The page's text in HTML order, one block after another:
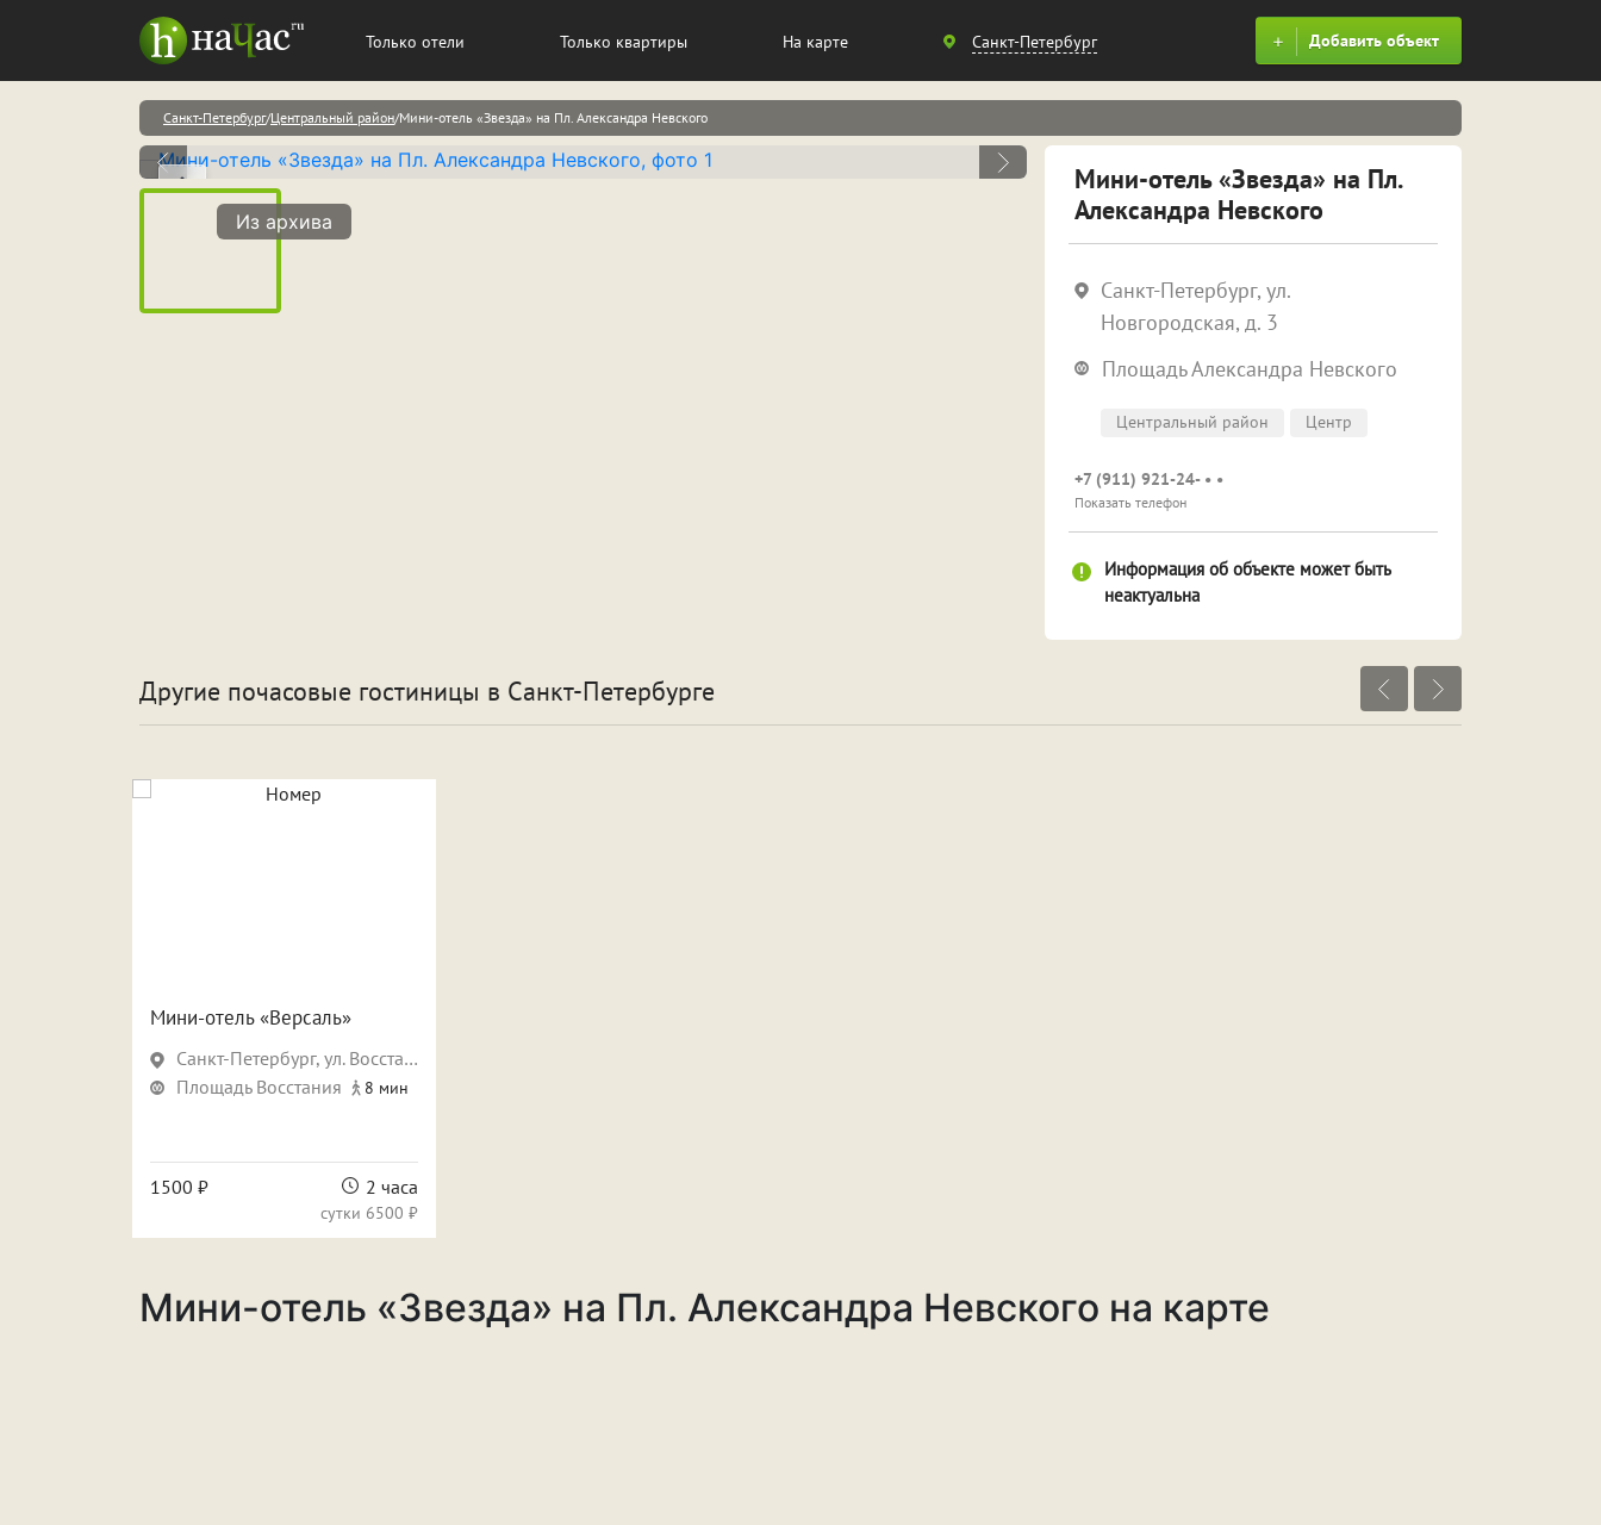
Только отели Только квартиры На карте Санкт-Петербург Добавить объект
Санкт-Петербург Центральный район Мини-отель «Звезда» на Пл. Александра Невского
Из архива
Мини-отель «Звезда» на Пл.
Александра Невского
Санкт-Петербург, ул.
Новгородская, д. 3
Площадь Александра Невского
Центральный район Центр
+7 (911) 921-24- • •
Показать телефон
Информация об объекте может быть
неактуальна
Посмотреть объекты рядом
Другие почасовые гостиницы в Санкт-Петербурге
Мини-отель «Версаль»
Санкт-Петербург, ул. Восстания, д.12
Площадь Восстания
8 мин
1500 ₽ 2 часа
сутки 6500 ₽
Мини-отель «Звезда» на Пл. Александра Невского на карте